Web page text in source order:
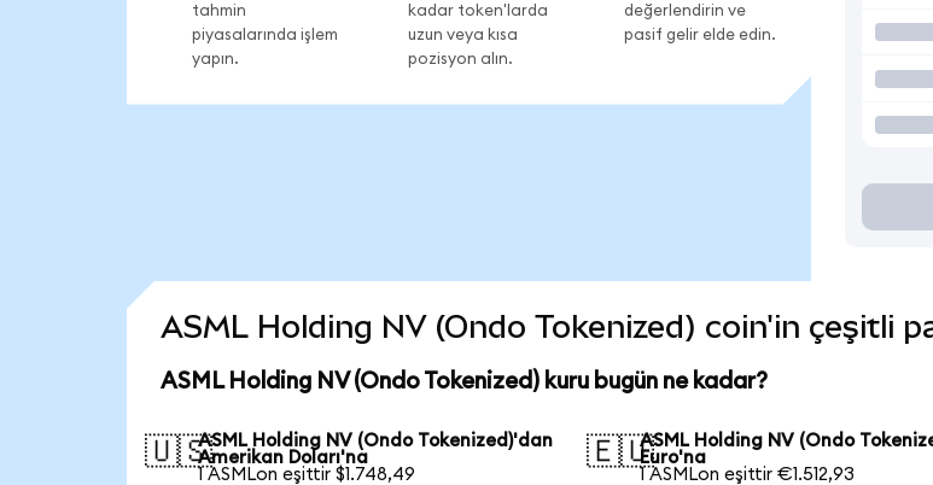
tahmin
piyasalarında işlem
yapın.
kadar token'larda
uzun veya kısa
pozisyon alın.
değerlendirin ve
pasif gelir elde edin.
ASML Holding NV (Ondo Tokenized) coin'in çeşitli
ASML Holding NV (Ondo Tokenized) kuru bugün ne kadar?
🇺🇸ASML Holding NV (Ondo Tokenized)'dan
Amerikan Doları'na
1 ASMLon eşittir $1.748,49
🇪🇺ASML Holding NV (Ondo
Euro'na
1 ASMLon eşittir €1.512,93